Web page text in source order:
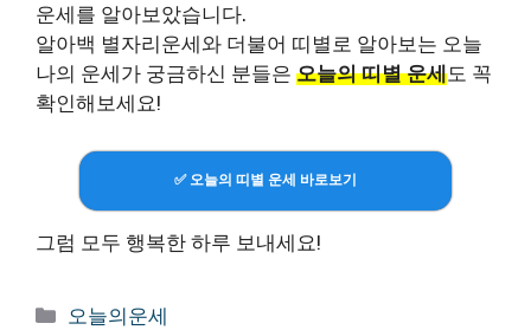
운세를 알아보았습니다.
알아백 별자리운세와 더불어 띠별로 알아보는 오늘
나의 운세가 궁금하신 분들은 오늘의 띠별 운세도 꼭
확인해보세요!
✅ 오늘의 띠별 운세 바로보기
그럼 모두 행복한 하루 보내세요!
Categories
오늘의운세